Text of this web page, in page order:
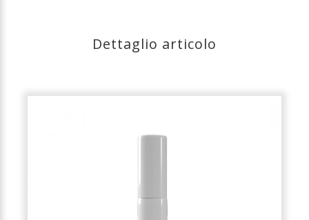
Dettaglio articolo